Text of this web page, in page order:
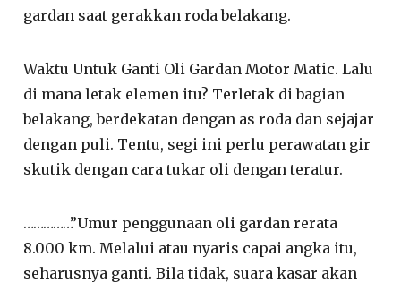
gardan saat gerakkan roda belakang.
Waktu Untuk Ganti Oli Gardan Motor Matic. Lalu
di mana letak elemen itu? Terletak di bagian
belakang, berdekatan dengan as roda dan sejajar
dengan puli. Tentu, segi ini perlu perawatan gir
skutik dengan cara tukar oli dengan teratur.
……………”Umur penggunaan oli gardan rerata
8.000 km. Melalui atau nyaris capai angka itu,
seharusnya ganti. Bila tidak, suara kasar akan